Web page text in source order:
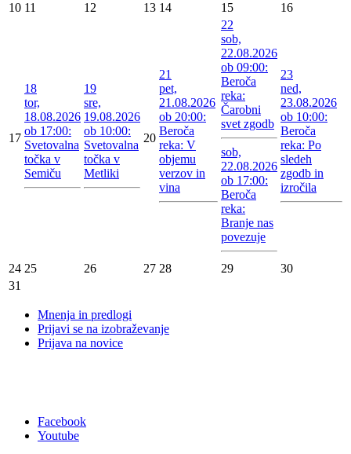
10 11 12 13 14 15 16
17
18
tor,
18.08.2026
ob 17:00:
Svetovalna
točka v
Semiču
19
sre,
19.08.2026
ob 10:00:
Svetovalna
točka v
Metliki
20
21
pet,
21.08.2026
ob 20:00:
Beroča
reka: V
objemu
verzov in
vina
22
sob,
22.08.2026
ob 09:00:
Beroča
reka:
Čarobni
svet zgodb
sob,
22.08.2026
ob 17:00:
Beroča
reka:
Branje nas
povezuje
23
ned,
23.08.2026
ob 10:00:
Beroča
reka: Po
sledeh
zgodb in
izročila
24 25 26 27 28 29
30
31
Mnenja in predlogi
Prijavi se na izobraževanje
Prijava na novice
Facebook
Youtube